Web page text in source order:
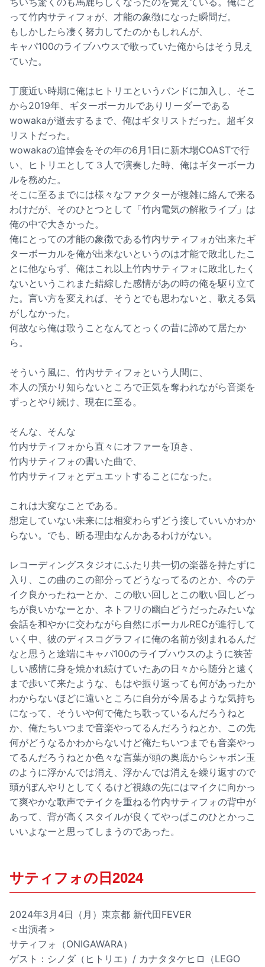
って竹内サティフォが、才能の象徴になった瞬間だ。
もしかしたら凄く努力してたのかもしれんが、
キャパ100のライブハウスで歌っていた俺からはそう見え
ていた。
丁度近い時期に俺はヒトリエというバンドに加入し、そこ
から2019年、ギターボーカルでありリーダーである
wowakaが逝去するまで、俺はギタリストだった。超ギタ
リストだった。
wowakaの追悼会をその年の6月1日に新木場COASTで行
い、ヒトリエとして３人で演奏した時、俺はギターボーカ
ルを務めた。
そこに至るまでには様々なファクターが複雑に絡んで来る
わけだが、そのひとつとして「竹内電気の解散ライブ」は
俺の中で大きかった。
俺にとっての才能の象徴である竹内サティフォが出来たギ
ターボーカルを俺が出来ないというのは才能で敗北したこ
とに他ならず、俺はこれ以上竹内サティフォに敗北したく
ないというこれまた錯綜した感情があの時の俺を駆り立て
た。言い方を変えれば、そうとでも思わないと、歌える気
がしなかった。
何故なら俺は歌うことなんてとっくの昔に諦めて居たか
ら。
そういう風に、竹内サティフォという人間に、
本人の預かり知らないところで正気を奪われながら音楽を
ずっとやり続け、現在に至る。
そんな、そんな
竹内サティフォから直々にオファーを頂き、
竹内サティフォの書いた曲で、
竹内サティフォとデュエットすることになった。
これは大変なことである。
想定していない未来には相変わらずどう接していいかわか
らない。でも、断る理由なんかあるわけがない。
レコーディングスタジオにふたり共一切の楽器を持たずに
入り、この曲のこの部分ってどうなってるのとか、今のテ
イク良かったねーとか、この歌い回しとこの歌い回しどっ
ちが良いかなーとか、ネトフリの幽白どうだったみたいな
会話を和やかに交わながら自然にボーカルRECが進行して
いく中、彼のディスコグラフィに俺の名前が刻まれるんだ
なと思うと途端にキャパ100のライブハウスのように狭苦
しい感情に身を焼かれ続けていたあの日々から随分と遠く
まで歩いて来たような、もはや振り返っても何があったか
わからないほどに遠いところに自分が今居るような気持ち
になって、そういや何で俺たち歌っているんだろうねと
か、俺たちいつまで音楽やってるんだろうねとか、この先
何がどうなるかわからないけど俺たちいつまでも音楽やっ
てるんだろうねとか色々な言葉が頭の奥底からシャボン玉
のように浮かんでは消え、浮かんでは消えを繰り返すので
頭がぼんやりとしてくるけど視線の先にはマイクに向かっ
て爽やかな歌声でテイクを重ねる竹内サティフォの背中が
あって、背が高くスタイルが良くてやっぱこのひとかっこ
いいよなーと思ってしまうのであった。
サティフォの日2024
2024年3月4日（月）東京都 新代田FEVER
＜出演者＞
サティフォ（ONIGAWARA）
ゲスト：シノダ（ヒトリエ）/ カナタタケヒロ（LEGO